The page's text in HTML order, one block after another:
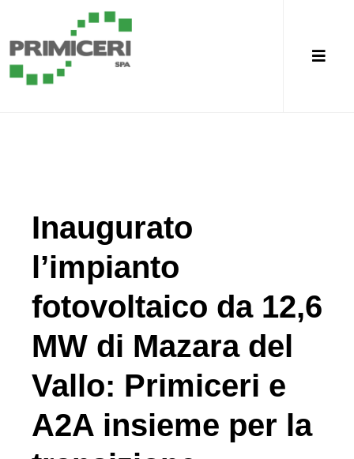
Inaugurato
l’impianto
fotovoltaico da 12,6
MW di Mazara del
Vallo: Primiceri e
A2A insieme per la